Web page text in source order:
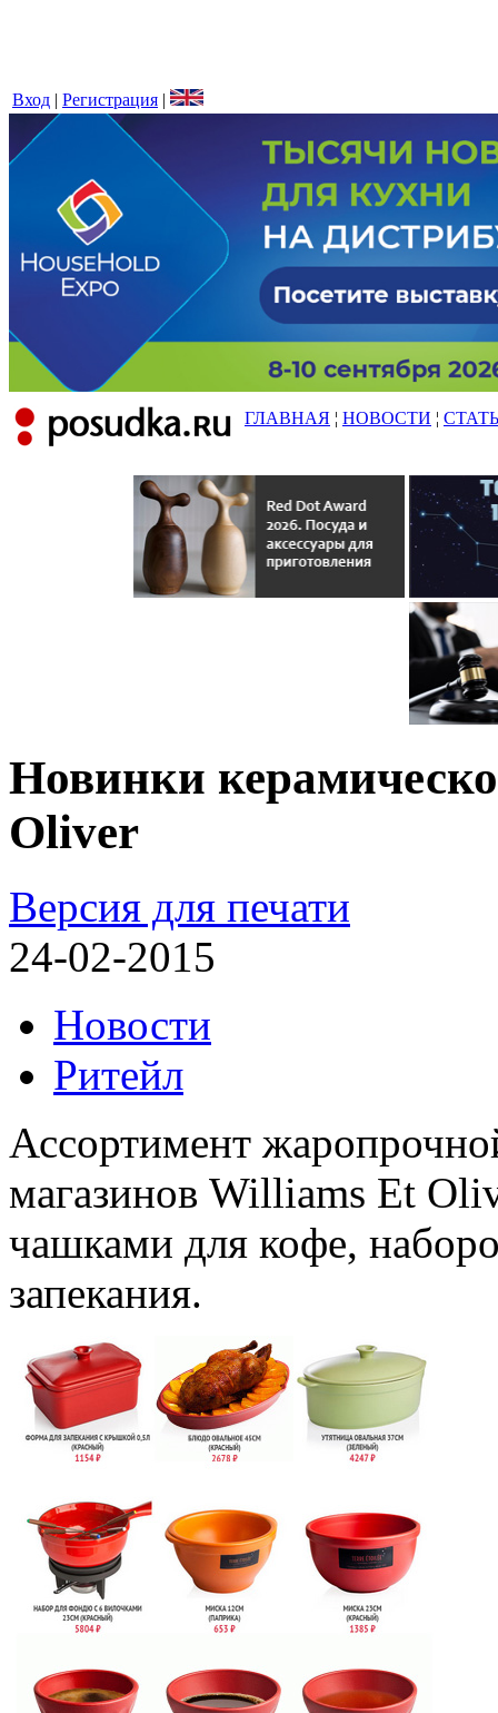
Вход | Регистрация |
ГЛАВНАЯ ¦ НОВОСТИ ¦
Новинки
Oliver
Версия для печати
24-02-2015
Новости
Ритейл
Ассортимент
магазинов Williams Et
чашками для кофе,
запекания.